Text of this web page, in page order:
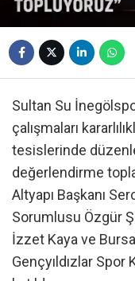
Sultan Su
çalışmaları
tesislerinde
değerlendirme
Altyapı Başkanı
Sorumlusu Özgür
İzzet Kaya ve
Gençyıldızlar Spor